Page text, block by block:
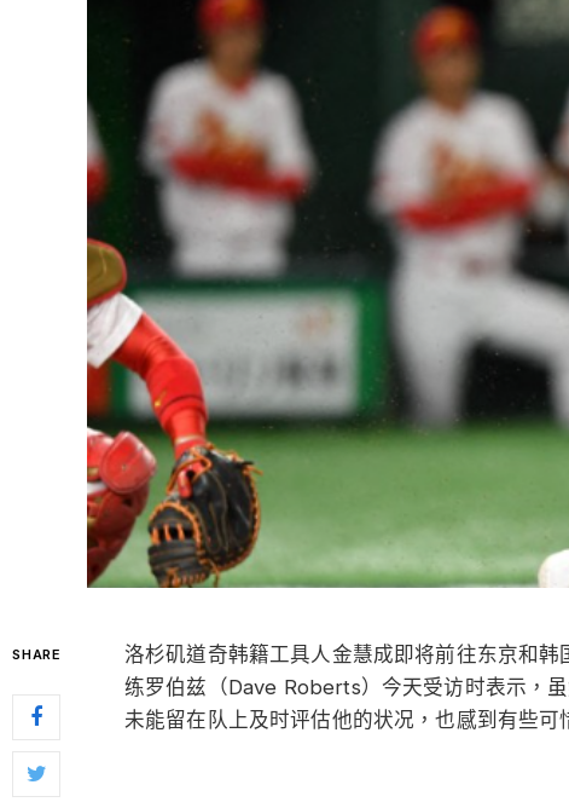
SHARE
洛杉矶道奇韩籍工具人金慧成即将前往东京和
练罗伯兹（Dave Roberts）今天受访时表示，
未能留在队上及时评估他的状况，也感到有些可